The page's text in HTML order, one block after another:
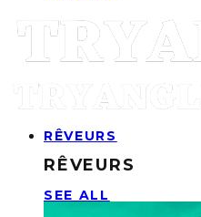
RÊVEURS
RÊVEURS
SEE ALL